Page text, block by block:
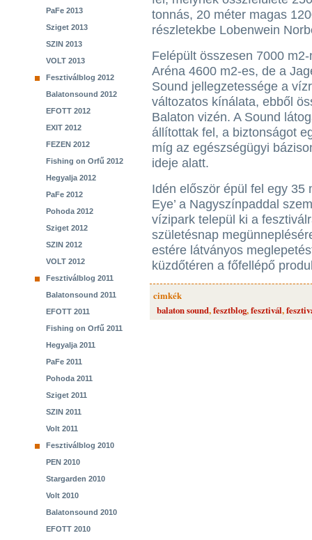
PaFe 2013
Sziget 2013
SZIN 2013
VOLT 2013
Fesztiválblog 2012
Balatonsound 2012
EFOTT 2012
EXIT 2012
FEZEN 2012
Fishing on Orfű 2012
Hegyalja 2012
PaFe 2012
Pohoda 2012
Sziget 2012
SZIN 2012
VOLT 2012
Fesztiválblog 2011
Balatonsound 2011
EFOTT 2011
Fishing on Orfű 2011
Hegyalja 2011
PaFe 2011
Pohoda 2011
Sziget 2011
SZIN 2011
Volt 2011
Fesztiválblog 2010
PEN 2010
Stargarden 2010
Volt 2010
Balatonsound 2010
EFOTT 2010
tonnás, 20 méter magas
részletekbe Lobenwein
Felépült összesen 7000
Aréna 4600 m2-es, de a
Sound jellegzetessége a
változatos kínálata, ebből
Balaton vizén. A Sound
állítottak fel, a biztonságot
míg az egészségügyi
ideje alatt.
Idén először épül fel egy 35
Eye’ a Nagyszínpaddal
vízipark települ ki a
születésnap
estére látványos
küzdőtéren a főfellépő
cimkék
balaton sound,fesztblog,fesztivál,